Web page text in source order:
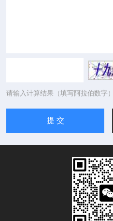
请输入计算结果（填写阿拉伯数字